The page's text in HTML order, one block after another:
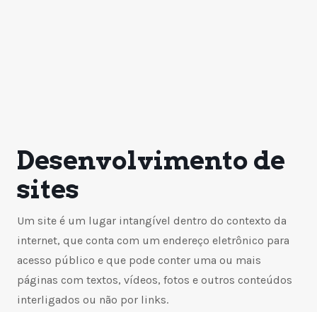
Desenvolvimento de
sites
Um site é um lugar intangível dentro do contexto da
internet, que conta com um endereço eletrônico para
acesso público e que pode conter uma ou mais
páginas com textos, vídeos, fotos e outros conteúdos
interligados ou não por links.